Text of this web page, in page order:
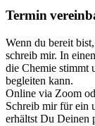
Termin
Wenn du bereit
schreib mir. In
die Chemie stimmt
begleiten kann.
Online via Zoom
Schreib mir für ein
erhältst Du Deinen